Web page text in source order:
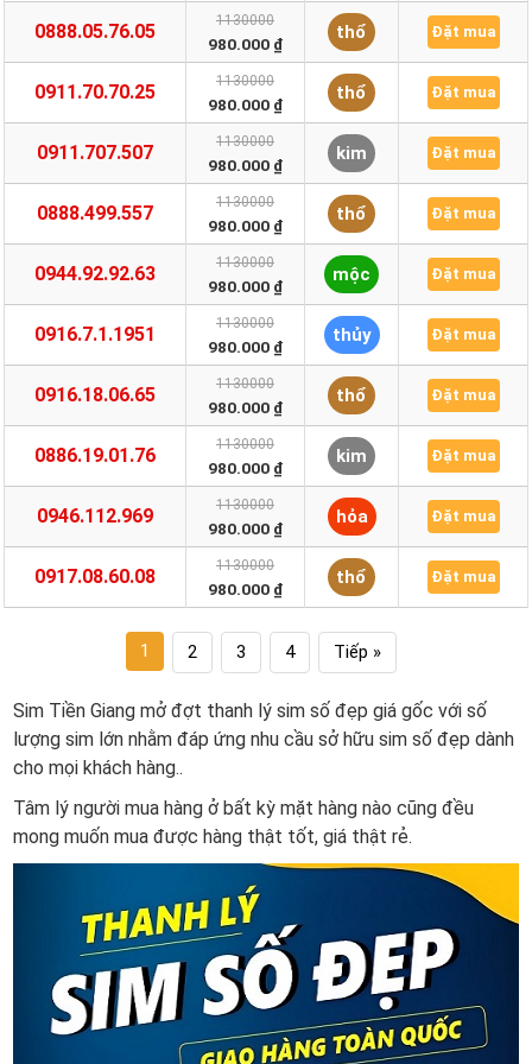
0888.05.76.05 1130000
980.000 ₫
thổ Đặt mua
0911.70.70.25 1130000
980.000 ₫
thổ Đặt mua
0911.707.507 1130000
980.000 ₫
kim Đặt mua
0888.499.557 1130000
980.000 ₫
thổ Đặt mua
0944.92.92.63 1130000
980.000 ₫
mộc Đặt mua
0916.7.1.1951 1130000
980.000 ₫
thủy Đặt mua
0916.18.06.65 1130000
980.000 ₫
thổ Đặt mua
0886.19.01.76 1130000
980.000 ₫
kim Đặt mua
0946.112.969 1130000
980.000 ₫
hỏa Đặt mua
0917.08.60.08 1130000
980.000 ₫
thổ Đặt mua
1 2 3 4 Tiếp »
Sim Tiền Giang mở đợt thanh lý sim số đẹp giá gốc với số
lượng sim lớn nhằm đáp ứng nhu cầu sở hữu sim số đẹp dành
cho mọi khách hàng..
Tâm lý người mua hàng ở bất kỳ mặt hàng nào cũng đều
mong muốn mua được hàng thật tốt, giá thật rẻ.